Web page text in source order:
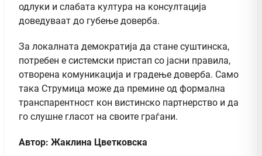
одлуки и слабата култура на консултација
доведуваат до губење доверба.
За локалната демократија да стане суштинска,
потребен е системски пристап со јасни правила,
отворена комуникација и градење доверба. Само
така Струмица може да премине од формална
транспарентност кон вистинско партнерство и да
го слушне гласот на своите граѓани.
Автор: Жаклина Цветковска